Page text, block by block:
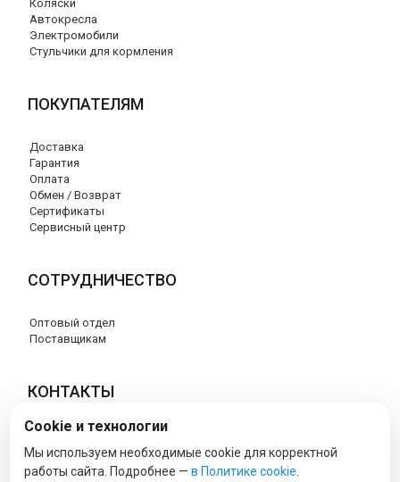
Коляски
Автокресла
Электромобили
Стульчики для кормления
ПОКУПАТЕЛЯМ
Доставка
Гарантия
Оплата
Обмен / Возврат
Сертификаты
Сервисный центр
СОТРУДНИЧЕСТВО
Оптовый отдел
Поставщикам
КОНТАКТЫ
8 (800) 707-17-56
info@peg-perego-market.ru
Cookie и технологии
Мы используем необходимые cookie для корректной
работы сайта. Подробнее — в Политике cookie